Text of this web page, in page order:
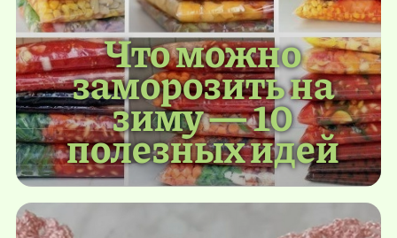
Что можно
заморозить на
зиму — 10
полезных идей